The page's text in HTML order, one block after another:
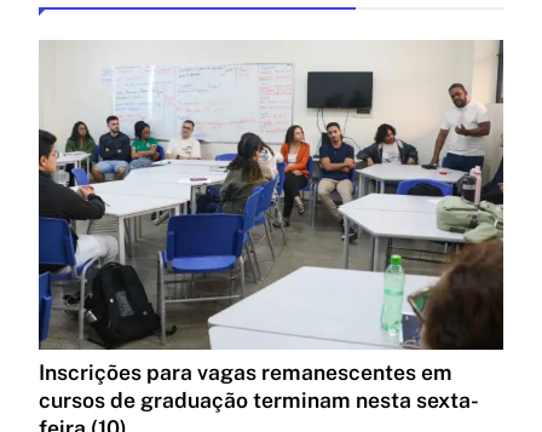
Inscrições para vagas remanescentes em
cursos de graduação terminam nesta sexta-